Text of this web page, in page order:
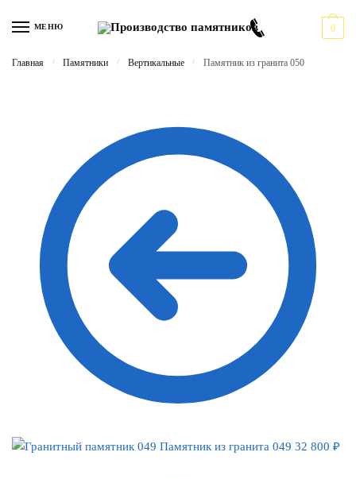
МЕНЮ 0
Главная / Памятники / Вертикальные / Памятник из гранита 050
Памятник из гранита 049 32 800 ₽